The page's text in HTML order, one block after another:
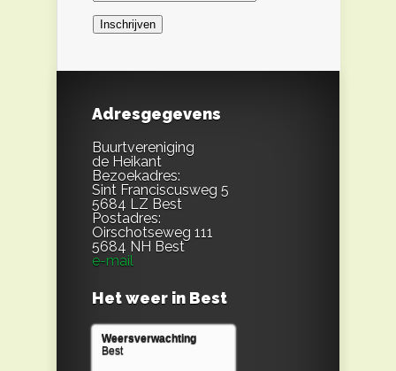
Adresgegevens
Buurtvereniging
de Heikant
Bezoekadres:
Sint Franciscusweg 5
5684 LZ Best
Postadres:
Oirschotseweg 111
5684 NH Best
e-mail
Het weer in Best
Weersverwachting
Best